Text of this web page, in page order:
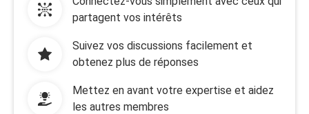
partagent vos intérêts
Suivez vos discussions facilement et
obtenez plus de réponses
Mettez en avant votre expertise et aidez
les autres membres